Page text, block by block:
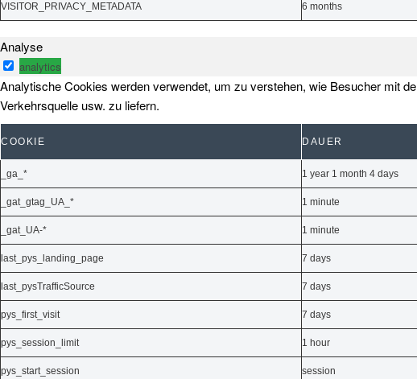
VISITOR_PRIVACY_METADATA 6 months
Analyse
analytics
Analytische Cookies werden verwendet, um zu verstehen, wie Besucher mit
Verkehrsquelle usw. zu liefern.
COOKIE DAUER
_ga_* 1 year 1 month 4 days
_gat_gtag_UA_* 1 minute
_gat_UA-* 1 minute
last_pys_landing_page 7 days
last_pysTrafficSource 7 days
pys_first_visit 7 days
pys_session_limit 1 hour
pys_start_session session